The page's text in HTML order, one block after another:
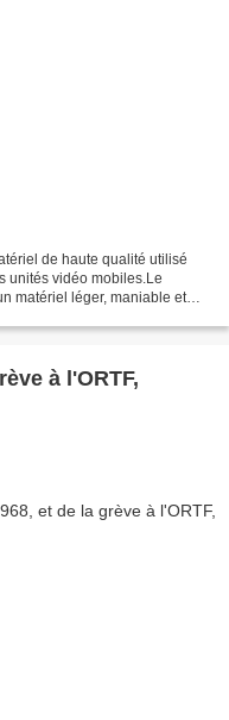
de haute qualité utilisé
unités vidéo mobiles.Le
matériel léger, maniable et
à l'ORTF,